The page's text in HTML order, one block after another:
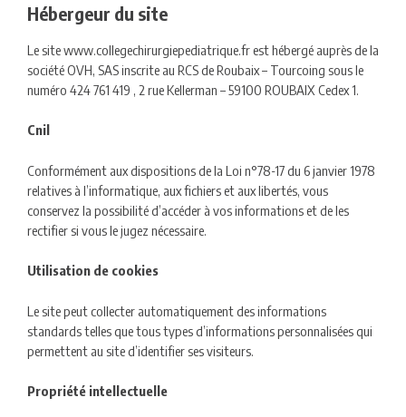
Hébergeur du site
Le site www.collegechirurgiepediatrique.fr est hébergé auprès de la
société OVH, SAS inscrite au RCS de Roubaix – Tourcoing sous le
numéro 424 761 419 , 2 rue Kellerman – 59100 ROUBAIX Cedex 1.
Cnil
Conformément aux dispositions de la Loi n°78-17 du 6 janvier 1978
relatives à l’informatique, aux fichiers et aux libertés, vous
conservez la possibilité d’accéder à vos informations et de les
rectifier si vous le jugez nécessaire.
Utilisation de cookies
Le site peut collecter automatiquement des informations
standards telles que tous types d’informations personnalisées qui
permettent au site d’identifier ses visiteurs.
Propriété intellectuelle